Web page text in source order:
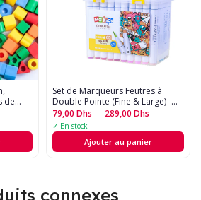
de
Set de Marqueurs Feutres à
Double Pointe (Fine & Large) -
Idéal Art, Dessin et Calligraphie
?????
79,00 Dhs – 289,00 Dhs
✓ En stock
Ajouter au panier
connexes